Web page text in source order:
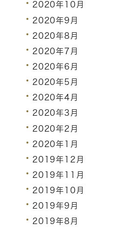
2020年10月
2020年9月
2020年8月
2020年7月
2020年6月
2020年5月
2020年4月
2020年3月
2020年2月
2020年1月
2019年12月
2019年11月
2019年10月
2019年9月
2019年8月